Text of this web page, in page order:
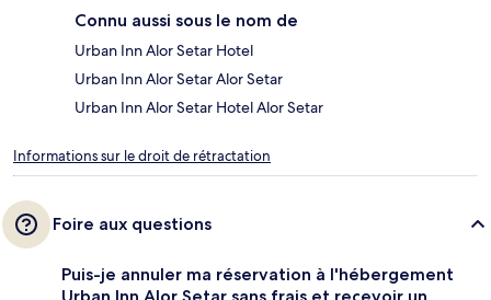
Connu aussi sous le nom de
Urban Inn Alor Setar Hotel
Urban Inn Alor Setar Alor Setar
Urban Inn Alor Setar Hotel Alor Setar
Informations sur le droit de rétractation
Foire aux questions
Puis-je annuler ma réservation à l'hébergement